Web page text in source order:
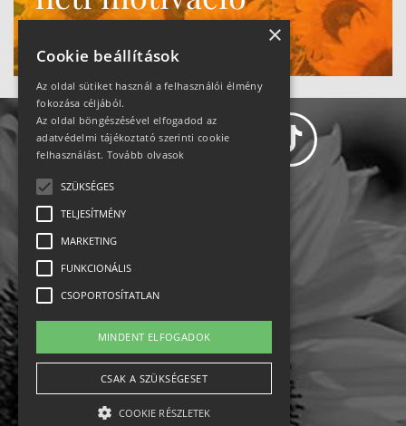
Ne maradj le!
Impresszum-kapcsolat
Jogi nyilatkozat
Rólunk
English
×
Cookie beállítások
Az oldal sütiket használ a felhasználói élmény
fokozása céljából.
Az oldal böngészésével elfogadod az
adatvédelmi tájékoztató szerinti cookie
felhasználást. Tovább olvasok
SZÜKSÉGES
TELJESÍTMÉNY
MARKETING
FUNKCIONÁLIS
CSOPORTOSÍTATLAN
MINDENT ELFOGADOK
CSAK A SZÜKSÉGESET
COOKIE RÉSZLETEK